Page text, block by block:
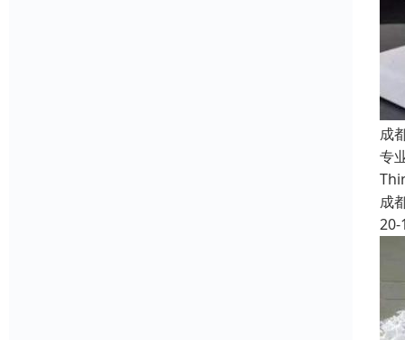
成
专
成
20-